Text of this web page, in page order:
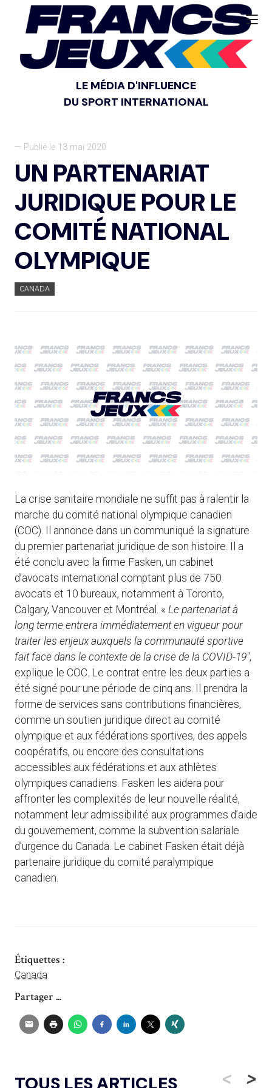
LE MÉDIA D'INFLUENCE
DU SPORT INTERNATIONAL
— Publié le 13 mai 2020
UN PARTENARIAT
JURIDIQUE POUR LE
COMITÉ NATIONAL
OLYMPIQUE
CANADA
La crise sanitaire mondiale ne suffit pas à ralentir la
marche du comité national olympique canadien
(COC). Il annonce dans un communiqué la signature
du premier partenariat juridique de son histoire. Il a
été conclu avec la firme Fasken, un cabinet
d’avocats international comptant plus de 750
avocats et 10 bureaux, notamment à Toronto,
Calgary, Vancouver et Montréal. « Le partenariat à
long terme entrera immédiatement en vigueur pour
traiter les enjeux auxquels la communauté sportive
fait face dans le contexte de la crise de la COVID-19″,
explique le COC. Le contrat entre les deux parties a
été signé pour une période de cinq ans. Il prendra la
forme de services sans contributions financières,
comme un soutien juridique direct au comité
olympique et aux fédérations sportives, des appels
coopératifs, ou encore des consultations
accessibles aux fédérations et aux athlètes
olympiques canadiens. Fasken les aidera pour
affronter les complexités de leur nouvelle réalité,
notamment leur admissibilité aux programmes d’aide
du gouvernement, comme la subvention salariale
d’urgence du Canada. Le cabinet Fasken était déjà
partenaire juridique du comité paralympique
canadien.
Étiquettes :
Canada
Partager ...
TOUS LES ARTICLES < >